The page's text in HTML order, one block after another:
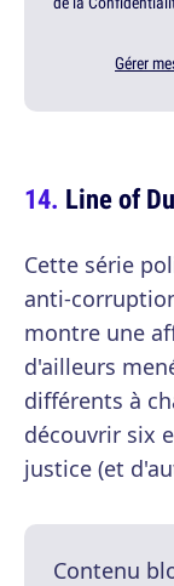
Gérer
Line of
Cette série
anti-
montre une
d'ailleurs
différents à
découvrir six
justice (et
Contenu